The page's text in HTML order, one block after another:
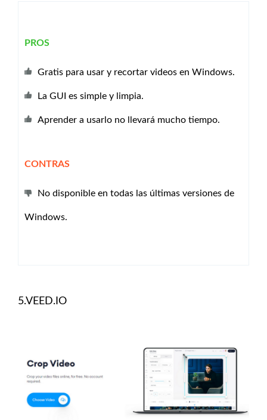
PROS
Gratis para usar y recortar videos en Windows.
La GUI es simple y limpia.
Aprender a usarlo no llevará mucho tiempo.
CONTRAS
No disponible en todas las últimas versiones de
Windows.
5.VEED.IO